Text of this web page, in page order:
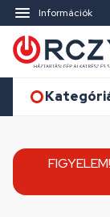
Információk